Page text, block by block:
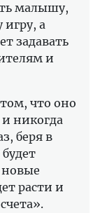
малышу,
игру, а
задавать
и
что оно
никогда
беря в
новые
расти и